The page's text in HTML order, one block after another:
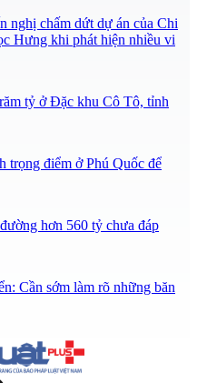
nghị chấm dứt dự án của Chi
Hưng khi phát hiện nhiều vi
tỷ ở Đặc khu Cô Tô, tỉnh
trọng điểm ở Phú Quốc để
hơn 560 tỷ chưa đáp
Cần sớm làm rõ những băn